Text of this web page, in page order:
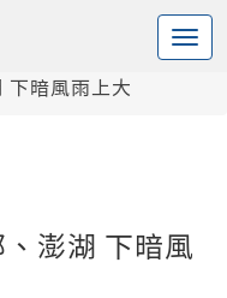
下暗風雨上大
澎湖 下暗風